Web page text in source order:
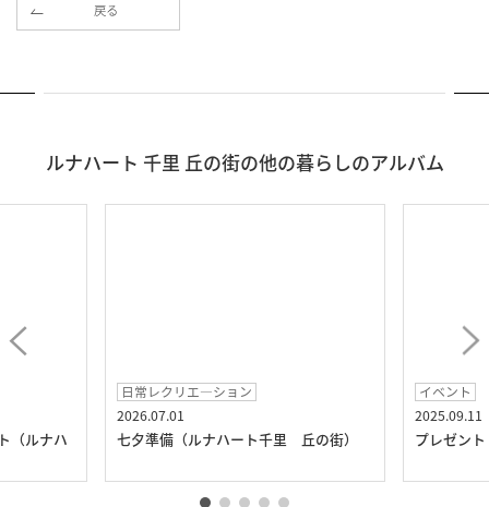
戻る
ルナハート 千里 丘の街の他の暮らしのアルバム
（ルナハ
日常レクリエ―ション
2026.07.01
七夕準備（ルナハート千里 丘の街）
イベント
2025.09.11
プレゼン